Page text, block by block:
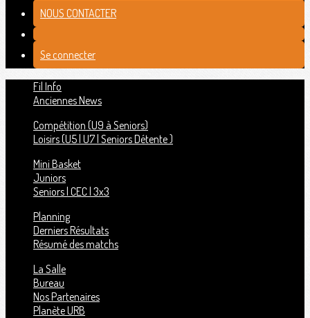
NOUS CONTACTER
Se connecter
Fil Info
Anciennes News
Compétition (U9 à Seniors)
Loisirs (U5 | U7 | Seniors Détente )
Mini Basket
Juniors
Seniors | CEC | 3x3
Planning
Derniers Résultats
Résumé des matchs
La Salle
Bureau
Nos Partenaires
Planète URB